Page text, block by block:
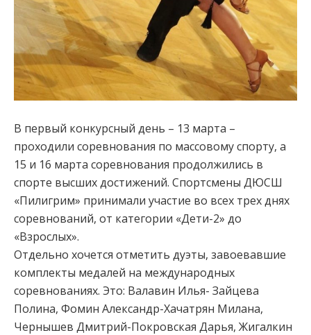
В первый конкурсный день – 13 марта –
проходили соревнования по массовому спорту, а
15 и 16 марта соревнования продолжились в
спорте высших достижений. Спортсмены ДЮСШ
«Пилигрим» принимали участие во всех трех днях
соревнований, от категории «Дети-2» до
«Взрослых».
Отдельно хочется отметить дуэты, завоевавшие
комплекты медалей на международных
соревнованиях. Это: Валавин Илья- Зайцева
Полина, Фомин Александр-Хачатрян Милана,
Чернышев Дмитрий-Покровская Дарья, Жигалкин